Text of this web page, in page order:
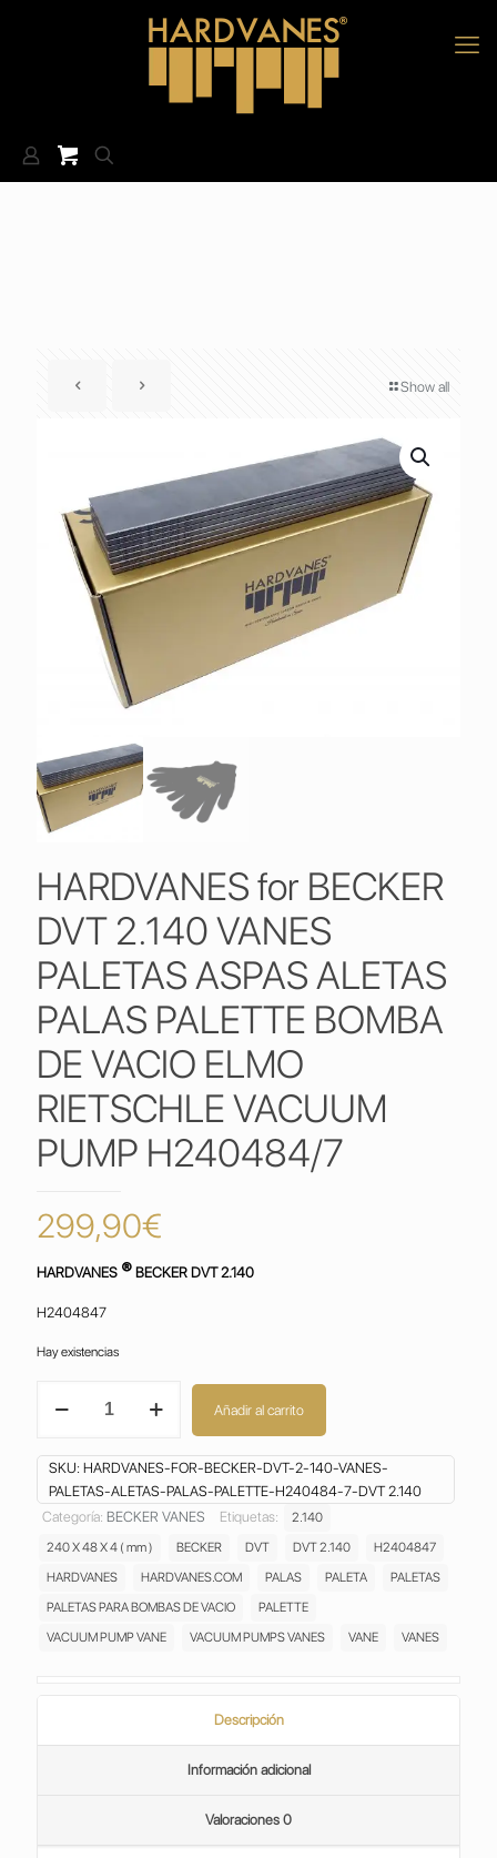
Show all
HARDVANES for BECKER
DVT 2.140 VANES
PALETAS ASPAS ALETAS
PALAS PALETTE BOMBA
DE VACIO ELMO
RIETSCHLE VACUUM
PUMP H240484/7
299,90€
HARDVANES ® BECKER DVT 2.140
H2404847
Hay existencias
DVT
2.140
VANES
ALETAS
PALAS
PALETTE
VACUUM
Añadir al carrito
SKU: HARDVANES-FOR-BECKER-DVT-2-140-VANES-
PALETAS-ALETAS-PALAS-PALETTE-H240484-7-DVT 2.140
Categoría: BECKER VANES Etiquetas:
2.140
240 X 48 X 4 ( mm )
BECKER DVT DVT 2.140
H2404847
HARDVANES
HARDVANES.COM PALAS PALETA
PALETAS
PALETAS PARA BOMBAS DE VACIO
PALETTE
VACUUM PUMP VANE
VACUUM PUMPS VANES VANE VANES
Descripción
Información adicional
Valoraciones 0